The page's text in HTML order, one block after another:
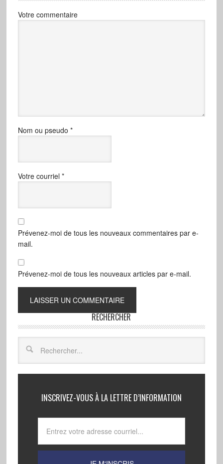
Votre commentaire
Nom ou pseudo *
Votre courriel *
Prévenez-moi de tous les nouveaux commentaires par e-
mail.
Prévenez-moi de tous les nouveaux articles par e-mail.
RECHERCHER
INSCRIVEZ-VOUS À LA LETTRE D’INFORMATION